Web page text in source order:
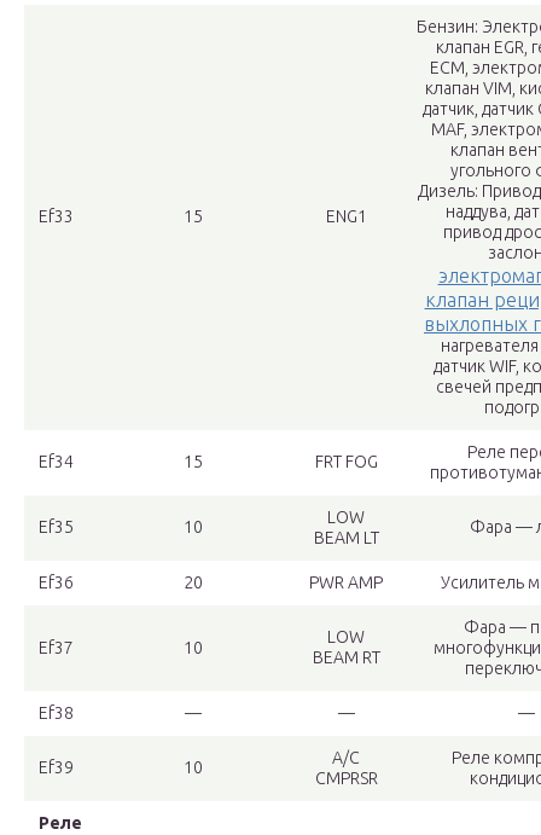
Ef33 15 ENG1
Бензин:
клапан EGR,
ECM,
клапан VIM,
датчик, датчик
MAF,
клапан
угольного
Дизель:
наддува,
привод
клапан
выхлопных
датчик WIF,
свечей
Ef34 15 FRT FOG
Реле
Ef35 10
LOW
BEAM LT
Фара —
Ef36 20 PWR AMP Усилитель
Ef37 10
LOW
BEAM RT
Фара —
Ef38 — — —
Ef39 10
A/C
CMPRSR
Реле
Реле